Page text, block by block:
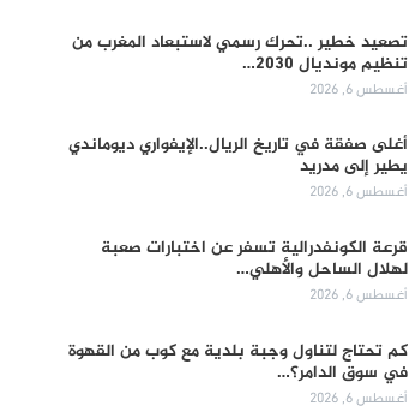
تصعيد خطير ..تحرك رسمي لاستبعاد المغرب من
تنظيم مونديال 2030…
أغسطس 6, 2026
أغلى صفقة في تاريخ الريال..الإيفواري ديوماندي
يطير إلى مدريد
أغسطس 6, 2026
قرعة الكونفدرالية تسفر عن اختبارات صعبة
لهلال الساحل والأهلي…
أغسطس 6, 2026
كم تحتاج لتناول وجبة بلدية مع كوب من القهوة
في سوق الدامر؟…
أغسطس 6, 2026